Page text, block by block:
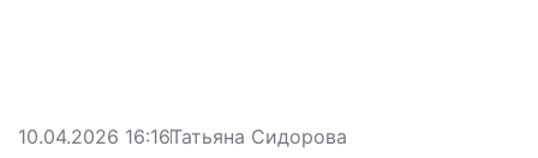
10.04.2026 16:16Татьяна Сидорова